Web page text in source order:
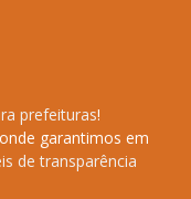
prefeituras!
garantimos em
de transparência